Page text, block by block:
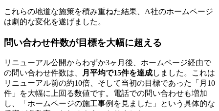
これらの地道な施策を積み重ねた結果、A社のホームページ
は劇的な変化を遂げました。
問い合わせ件数が目標を大幅に超える
リニューアル公開からわずか3ヶ月後、ホームページ経由で
の問い合わせ件数は、
月平均で15件を達成しました。これは
リニューアル前の約10倍、そして当初の目標であった「月10
件」を大幅に上回る数値です。電話での問い合わせも増加
し、「ホームページの施工事例を見ました」という具体的な